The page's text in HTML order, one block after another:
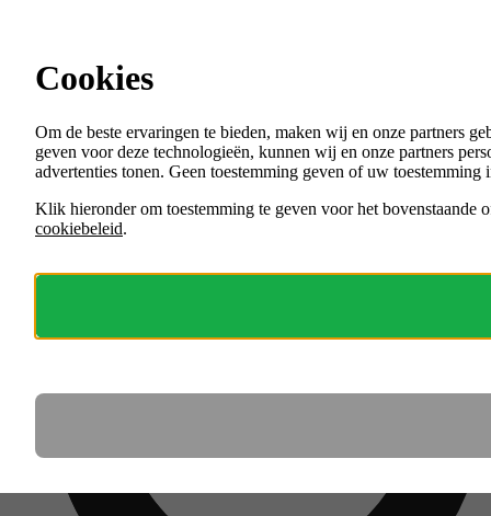
Menu
VACATURES
ORGANISATIES
Cookies
Om de beste ervaringen te bieden, maken wij en onze partners
geven voor deze technologieën, kunnen wij en onze partners
advertenties tonen. Geen toestemming geven of uw
Klik hieronder om toestemming te geven voor het bovenstaande
cookiebeleid.